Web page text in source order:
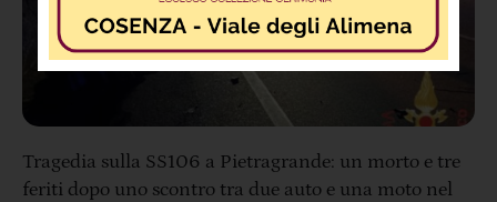
Tragedia sulla SS106 a Pietragrande: un morto e tre
feriti dopo uno scontro tra due auto e una moto nel